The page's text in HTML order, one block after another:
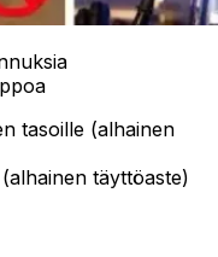
tasoille (alhainen
täyttöaste)